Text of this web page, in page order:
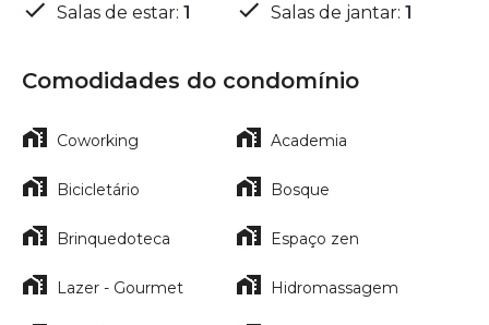
Salas de estar: 1 Salas de jantar: 1
Comodidades do condomínio
Coworking Academia
Bicicletário Bosque
Brinquedoteca Espaço zen
Lazer - Gourmet Hidromassagem